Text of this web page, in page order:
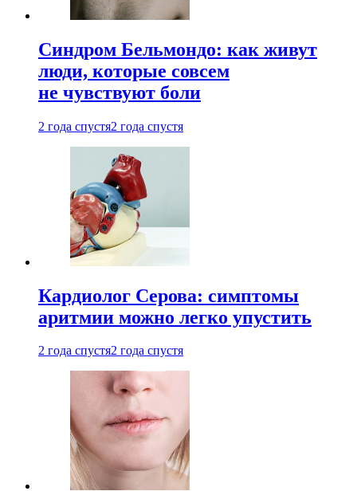
Синдром Бельмондо: как живут
люди, которые совсем
не чувствуют боли
2 года спустя2 года спустя
Кардиолог Серова: симптомы
аритмии можно легко упустить
2 года спустя2 года спустя